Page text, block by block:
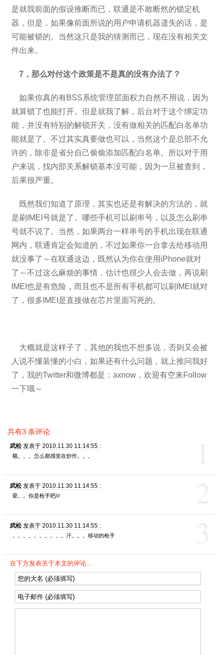
是就我前面的假设推断而已，联通是不敢断然的锁定机
器，但是，如果像前面所说的用户申请机器遗失的话，是
可能被锁的。当然这只是我的猜测而已，现在没有相关文
件出来。
7，那么对付这个政策是不是真的没有办法了？
如果你真的有BSS系统管理层面权力自然不用说，因为
就算锁了也能打开。但是就我了解，后台对于这个绑定功
能，并没有特别的解锁开关，没有做相关的匹配白名单功
能就是了。不过其实真要做也可以，当然这个是总部不允
许的，除非是省分自己偷偷添加匹配白名单。所以对于用
户来说，找内部关系解锁基本没可能，因为一旦被查到，
后果很严重。
既然我们知道了原理，其实也还是有解决的方法的，就
是刷IMEI号就是了。哪些手机可以刷串号，以及怎么刷串
号就不说了。当然，如果两台一样串号的手机出现在联通
网内，联通肯定会知道的，不过如果你一台拿去给移动用
就没事了～在联通这边，既然认为你在使用iPhone就对
了～不过这么麻烦的事情，估计也很少人会去做，再说刷
IMEI也是有危险，而且也不是所有手机都可以刷IMEI就对
了，很多IMEI是直接做在芯片里面写死的。
大概就是这样子了，其他的我也不想多说，否则又会被
人说不懂装懂的小白，如果还有什么问题，就上推问我好
了，我的Twitter和微博都是：axnow，欢迎有空来Follow
一下哦～
共有3 条评论
武松发表于 2010.11.30 11:14:55 :
额。。。怎么都感觉在炒作。。。
武松发表于 2010.11.30 11:14:55 :
晕。。你是枪手吧///
武松发表于 2010.11.30 11:14:55 :
。。。。。。。。。。汗。。。移动的枪手
在下方发表关于本文的评论...